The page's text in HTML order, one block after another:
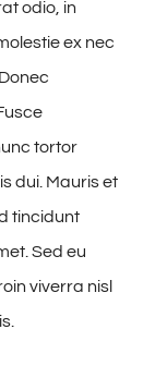
odio, in
ex nec
tortor
dui. Mauris et
tincidunt
Sed eu
viverra nisl